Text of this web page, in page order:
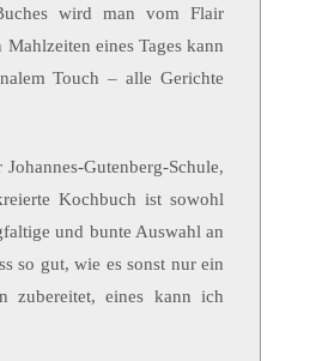
wird man vom Flair
eines Tages kann
Touch – alle Gerichte
Gutenberg-Schule,
Kochbuch ist sowohl
und bunte Auswahl an
so gut, wie es sonst nur ein
zubereitet, eines kann ich